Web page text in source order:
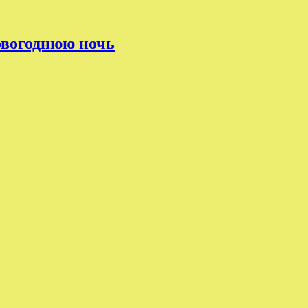
ночь